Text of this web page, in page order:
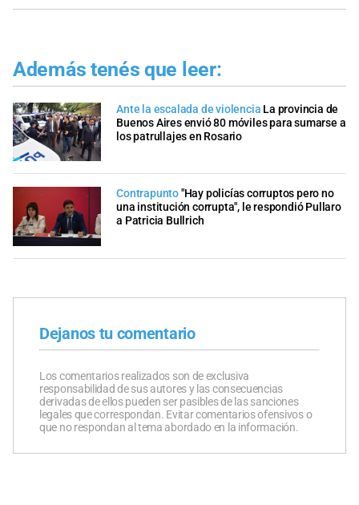
Además tenés que leer:
Ante la escalada de violencia La provincia de
Buenos Aires envió 80 móviles para sumarse a
los patrullajes en Rosario
Contrapunto"Hay policías corruptos pero no
una institución corrupta", le respondió Pullaro
a Patricia Bullrich
Dejanos tu comentario
Los comentarios realizados son de exclusiva
responsabilidad de sus autores y las consecuencias
derivadas de ellos pueden ser pasibles de las sanciones
legales que correspondan. Evitar comentarios ofensivos o
que no respondan al tema abordado en la información.